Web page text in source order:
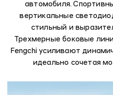
автомобиля.
вертикальные
стильный и
Трехмерные боковые
Fengchi усиливают
идеально сочетая